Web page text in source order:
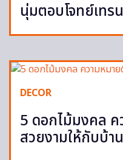
นุ่มตอบโจทย์เทร
DECOR
5 ดอกไม้มงคล ค
สวยงามให้กับบ้าน